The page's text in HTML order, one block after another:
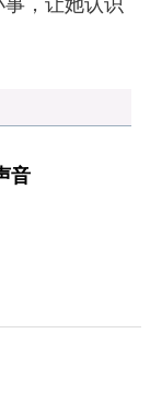
，让她认识
音